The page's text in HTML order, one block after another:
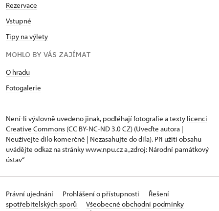
Rezervace
Vstupné
Tipy na výlety
MOHLO BY VÁS ZAJÍMAT
O hradu
Fotogalerie
Není-li výslovně uvedeno jinak, podléhají fotografie a texty licenci
Creative Commons (CC BY-NC-ND 3.0 CZ) (Uveďte autora |
Neužívejte dílo komerčně | Nezasahujte do díla). Při užití obsahu
uvádějte odkaz na stránky www.npu.cz a „zdroj: Národní památkový
ústav“
Právní ujednání Prohlášení o přístupnosti
Řešení
spotřebitelských sporů
Všeobecné obchodní podmínky